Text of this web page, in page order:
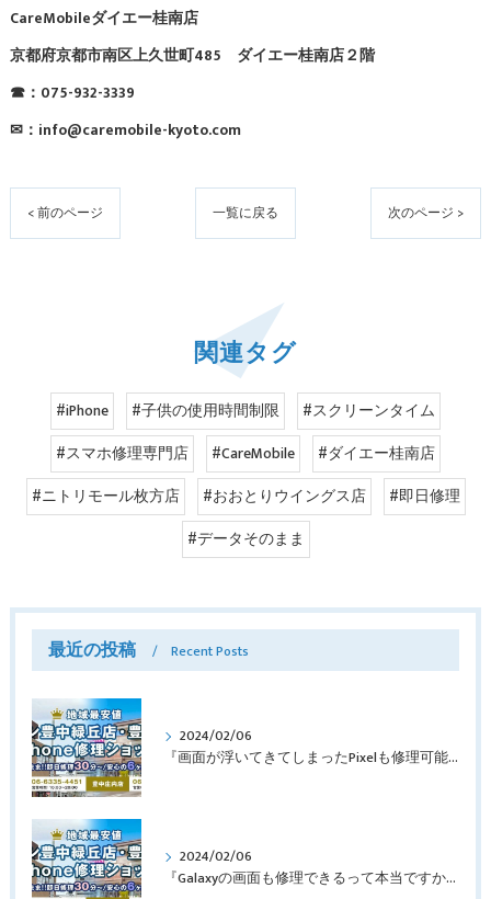
CareMobileダイエー桂南店
京都府京都市南区上久世町485 ダイエー桂南店２階
☎：075-932-3339
✉：info@caremobile-kyoto.com
< 前のページ 一覧に戻る 次のページ >
関連タグ
#iPhone #子供の使用時間制限
#スクリーンタイム
#スマホ修理専門店
#CareMobile
#ダイエー桂南店
#ニトリモール枚方店
#おおとりウイングス店
#即日修理
#データそのまま
最近の投稿 Recent Posts
2024/02/06
『画面が浮いてきてしまったPixelも修理可能？』淀川区西三国よりバッテリー交換でご来店♪【Google Pixel5】
2024/02/06
『Galaxyの画面も修理できるって本当ですか？』豊中市服部本町より画面修理でご来店♪【Galaxy Note10+】